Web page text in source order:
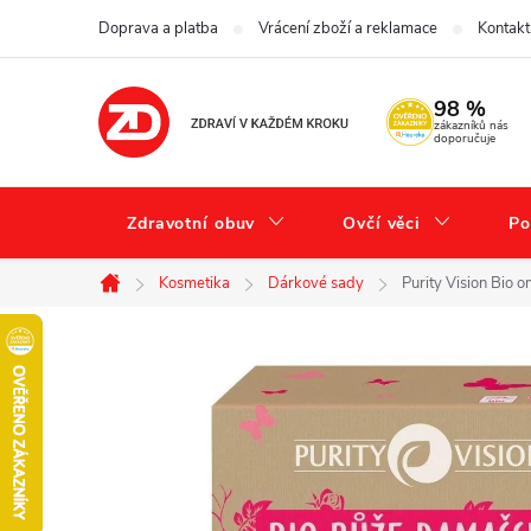
Doprava a platba Vrácení zboží a reklamace Kontakt
98 %
zákazníků nás
doporučuje
Zdravotní obuv Ovčí věci
Domů
Kosmetika Dárkové sady Purity Vision Bio